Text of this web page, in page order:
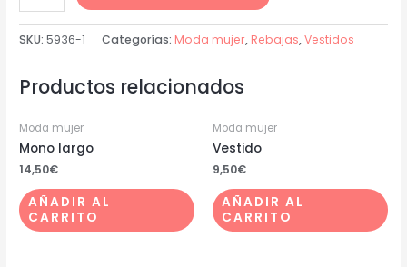
SKU:5936-1 Categorías: Moda mujer, Rebajas,Vestidos
Productos relacionados
Moda mujer
Mono largo
14,50€
AÑADIR AL
CARRITO
Moda mujer
Vestido
9,50€
AÑADIR AL
CARRITO